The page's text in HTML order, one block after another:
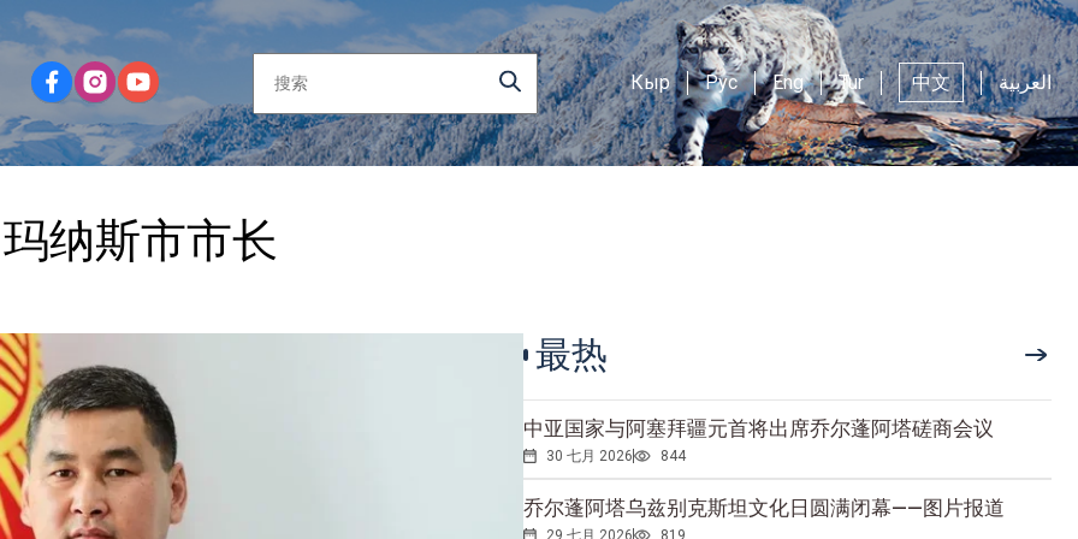
Кыр Рус Eng Tur 中文 العربية
纳斯市市长
最热
中亚国家与阿塞拜疆元首将出席乔尔蓬阿塔磋商会议
30 七月 2026 844
乔尔蓬阿塔乌兹别克斯坦文化日圆满闭幕——图片报道